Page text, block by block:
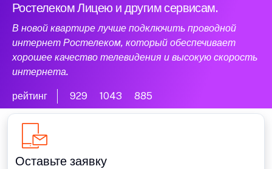
Ростелеком Лицею и другим сервисам.
В новой квартире лучше подключить проводной
интернет Ростелеком, который обеспечивает
хорошее качество телевидения и высокую скорость
интернета.
рейтинг 929 1043 885
Оставьте заявку